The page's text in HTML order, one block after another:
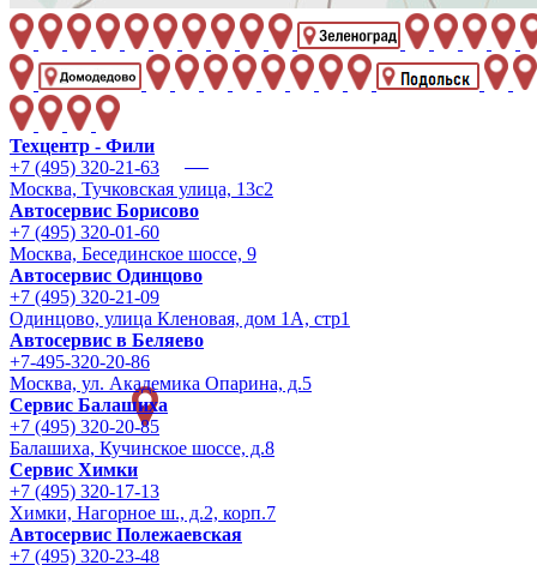
Техцентр - Фили
+7 (495) 320-21-63
Москва, Тучковская улица, 13с2
Автосервис Борисово
+7 (495) 320-01-60
Москва, Бесединское шоссе, 9
Автосервис Одинцово
+7 (495) 320-21-09
Одинцово, улица Кленовая, дом 1А, стр1
Автосервис в Беляево
+7-495-320-20-86
Москва, ул. Академика Опарина, д.5
Сервис Балашиха
+7 (495) 320-20-85
Балашиха, Кучинское шоссе, д.8
Сервис Химки
+7 (495) 320-17-13
Химки, Нагорное ш., д.2, корп.7
Автосервис Полежаевская
+7 (495) 320-23-48